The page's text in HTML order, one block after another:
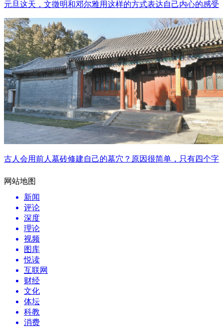
元旦这天，文徵明和邓尔雅用这样的方式表达自己内心的感受
古人会用前人墓砖修建自己的墓穴？原因很简单，只有四个字
网站地图
新闻
评论
深度
理论
视频
图库
悦读
互联网
财经
文化
体坛
科教
消费